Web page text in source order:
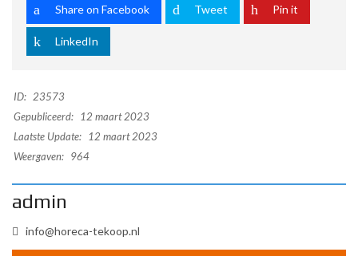
Share on Facebook Tweet Pin it
LinkedIn
ID: 23573
Gepubliceerd:
12 maart 2023
Laatste Update:
12 maart 2023
Weergaven: 964
admin
info@horeca-tekoop.nl